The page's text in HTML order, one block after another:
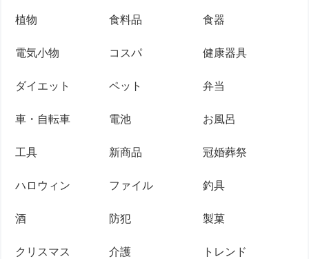
植物 食料品 食器
電気小物 コスパ 健康器具
ダイエット ペット 弁当
車・自転車 電池 お風呂
工具 新商品 冠婚葬祭
ハロウィン ファイル 釣具
酒 防犯 製菓
クリスマス 介護 トレンド